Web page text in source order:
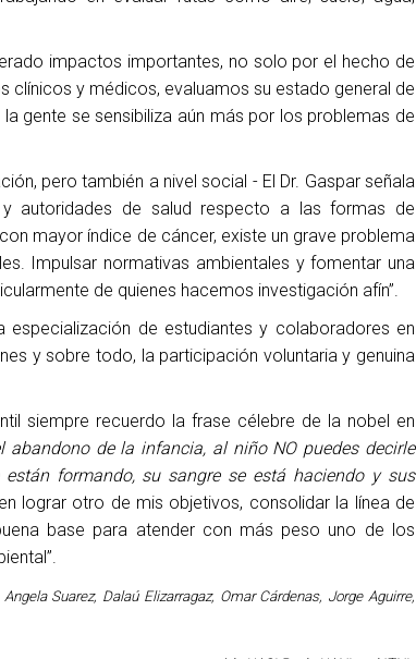
impactos importantes, no solo por el hecho de
y médicos, evaluamos su estado general de
gente se sensibiliza aún más por los problemas de
pero también a nivel social - El Dr. Gaspar señala
autoridades de salud respecto a las formas de
mayor índice de cáncer, existe un grave problema
Impulsar normativas ambientales y fomentar una
de quienes hacemos investigación afín”.
de estudiantes y colaboradores en
y sobre todo, la participación voluntaria y genuina
siempre recuerdo la frase célebre de la nobel en
abandono de la infancia, al niño NO puedes decirle
formando, su sangre se está haciendo y sus
lograr otro de mis objetivos, consolidar la línea de
base para atender con más peso uno de los
Angela Suarez, Dalaú Elizarragaz, Omar Cárdenas, Jorge Aguirre,